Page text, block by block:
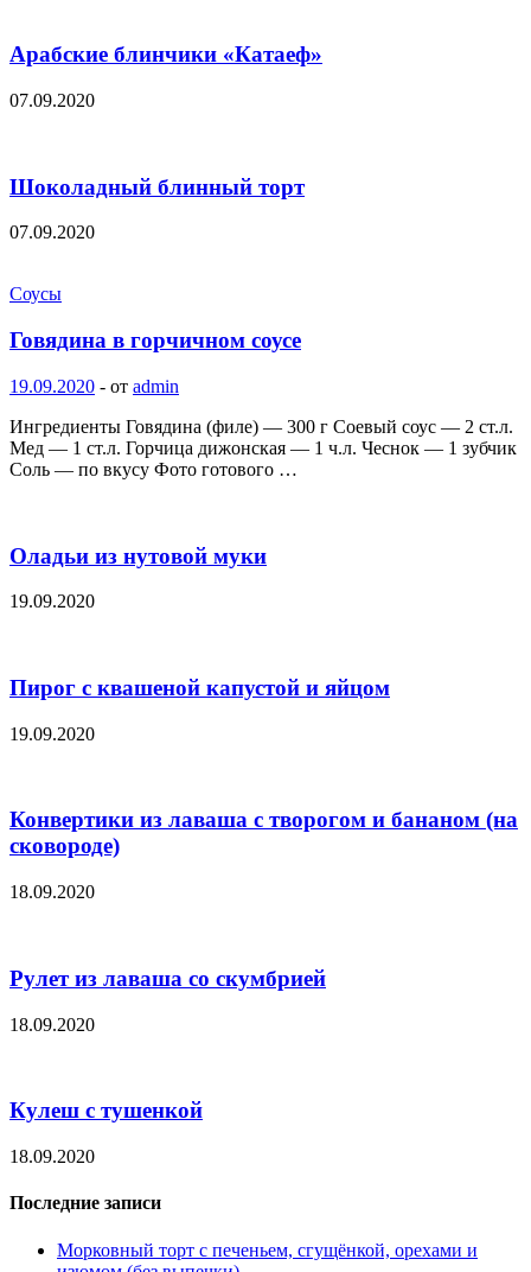
Арабские блинчики «Катаеф»
07.09.2020
Шоколадный блинный торт
07.09.2020
Соусы
Говядина в горчичном соусе
19.09.2020 - от admin
Ингредиенты Говядина (филе) — 300 г Соевый соус — 2 ст.л.
Мед — 1 ст.л. Горчица дижонская — 1 ч.л. Чеснок — 1 зубчик
Соль — по вкусу Фото готового …
Оладьи из нутовой муки
19.09.2020
Пирог с квашеной капустой и яйцом
19.09.2020
Конвертики из лаваша с творогом и бананом (на
сковороде)
18.09.2020
Рулет из лаваша со скумбрией
18.09.2020
Кулеш с тушенкой
18.09.2020
Последние записи
Морковный торт с печеньем, сгущёнкой, орехами и